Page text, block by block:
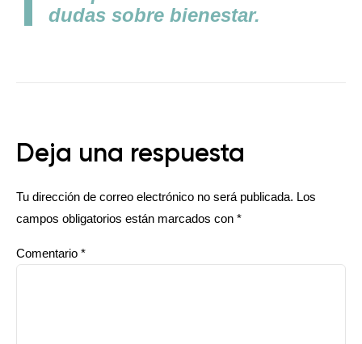
dudas sobre bienestar.
Deja una respuesta
Tu dirección de correo electrónico no será publicada. Los
campos obligatorios están marcados con *
Comentario *